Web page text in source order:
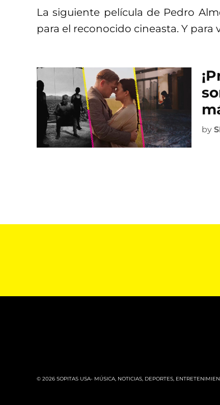
La siguiente película de Pedro
para el reconocido cineasta. Y
by
© 2026 SOPITAS USA- MÚSICA, NOTICIAS, DEPORTES,